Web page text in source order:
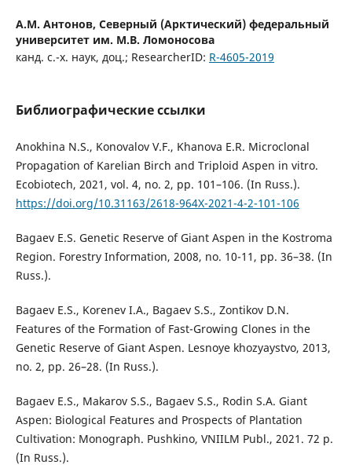
А.М. Антонов, Северный (Арктический) федеральный
университет им. М.В. Ломоносова
канд. с.-х. наук, доц.; ResearcherID: R-4605-2019
Библиографические ссылки
Anokhina N.S., Konovalov V.F., Khanova E.R. Microclonal
Propagation of Karelian Birch and Triploid Aspen in vitro.
Ecobiotech, 2021, vol. 4, no. 2, pp. 101–106. (In Russ.).
https://doi.org/10.31163/2618-964X-2021-4-2-101-106
Bagaev E.S. Genetic Reserve of Giant Aspen in the Kostroma
Region. Forestry Information, 2008, no. 10-11, pp. 36–38. (In
Russ.).
Bagaev E.S., Korenev I.A., Bagaev S.S., Zontikov D.N.
Features of the Formation of Fast-Growing Clones in the
Genetic Reserve of Giant Aspen. Lesnoye khozyaystvo, 2013,
no. 2, pp. 26–28. (In Russ.).
Bagaev E.S., Makarov S.S., Bagaev S.S., Rodin S.A. Giant
Aspen: Biological Features and Prospects of Plantation
Cultivation: Monograph. Pushkino, VNIILM Publ., 2021. 72 p.
(In Russ.).